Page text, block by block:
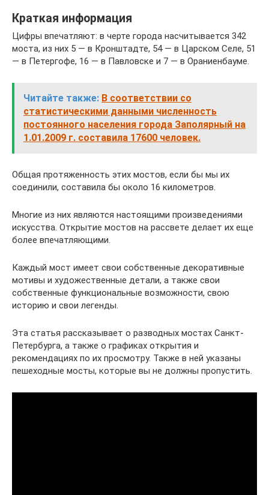
Краткая информация
Цифры впечатляют: в черте города насчитывается 342
моста, из них 5 — в Кронштадте, 54 — в Царском Селе, 51
— в Петергофе, 16 — в Павловске и 7 — в Ораниенбауме.
Читайте также: В соответствии со
статистическими данными численность
постоянного населения города Заполярный на
1.01.2009 г. составила 17600 человек.
Общая протяженность этих мостов, если бы мы их
соединили, составила бы около 16 километров.
Многие из них являются настоящими произведениями
искусства. Открытие мостов на рассвете делает их еще
более впечатляющими.
Каждый мост имеет свои собственные декоративные
мотивы и художественные детали, а также свои
собственные функциональные возможности, свою
историю и свои легенды.
Эта статья рассказывает о разводных мостах Санкт-
Петербурга, а также о графиках открытия и
рекомендациях по их просмотру. Также в ней указаны
пешеходные мосты, которые вы не должны пропустить.